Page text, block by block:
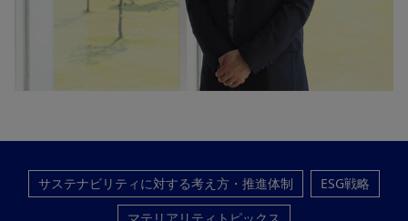
サステナビリティに対する考え方・推進体制
ESG戦略